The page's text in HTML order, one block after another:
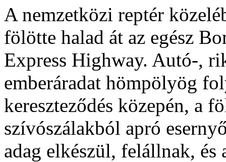
A nemzetközi reptér
fölötte halad át az egész
Express Highway. Autó-,
emberáradat hömpölyög
kereszteződés közepén, a
szívószálakból apró
adag elkészül, felállnak, és